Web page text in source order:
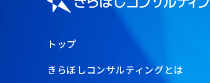
トップ
きらぼしコンサルティングとは